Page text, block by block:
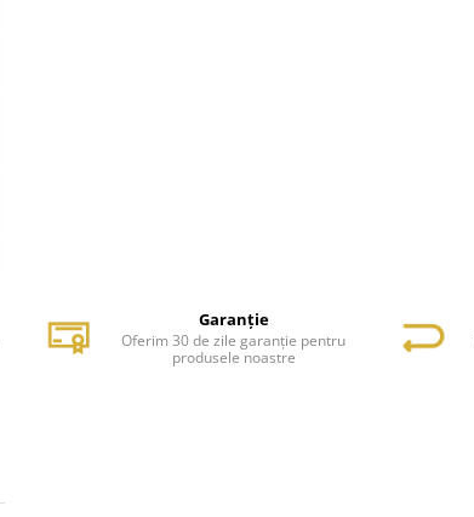
Garanție
Oferim 30 de zile garanție pentru
produsele noastre